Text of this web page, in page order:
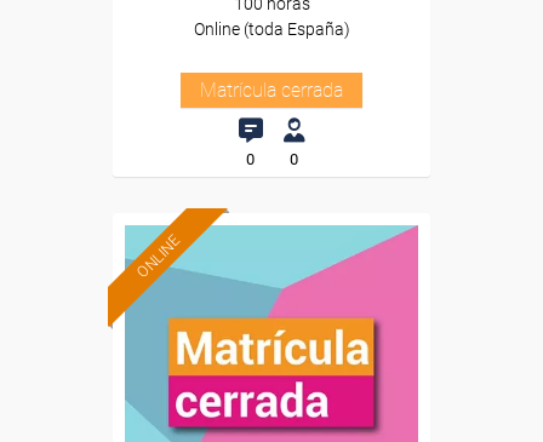
Online (toda España)
Matrícula cerrada
0 0
ONLINE